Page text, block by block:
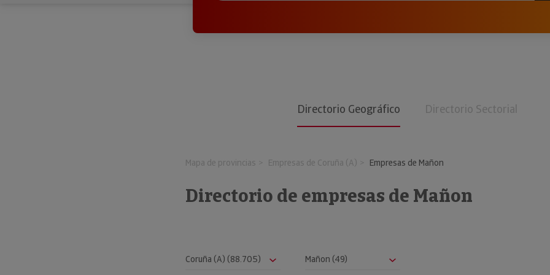
Directorio Geográfico Directorio Sectorial
Mapa de provincias Empresas de Coruña (A) Empresas de Mañon
Directorio de empresas de Mañon